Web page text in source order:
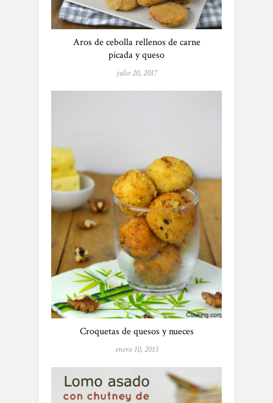
Aros de cebolla rellenos de carne
picada y queso
julio 20, 2017
Croquetas de quesos y nueces
enero 10, 2015